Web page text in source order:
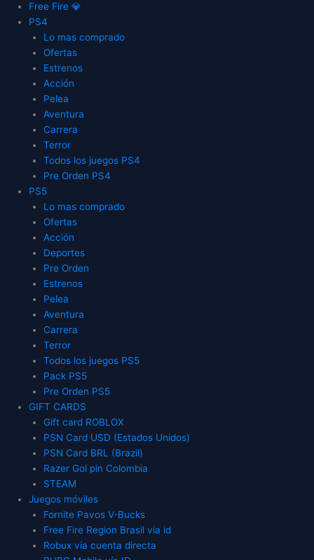
Free Fire 💎
PS4
Lo mas comprado
Ofertas
Estrenos
Acción
Pelea
Aventura
Carrera
Terror
Todos los juegos PS4
Pre Orden PS4
PS5
Lo mas comprado
Ofertas
Acción
Deportes
Pre Orden
Estrenos
Pelea
Aventura
Carrera
Terror
Todos los juegos PS5
Pack PS5
Pre Orden PS5
GIFT CARDS
Gift card ROBLOX
PSN Card USD (Estados Unidos)
PSN Card BRL (Brazil)
Razer Gol pin Colombia
STEAM
Juegos móviles
Fornite Pavos V-Bucks
Free Fire Region Brasil via id
Robux vía cuenta directa